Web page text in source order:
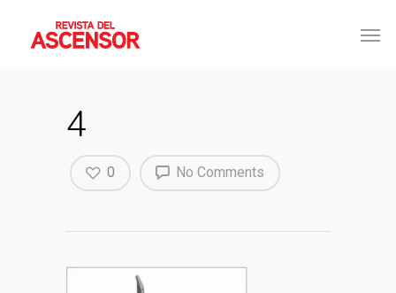
4
No Comments
0